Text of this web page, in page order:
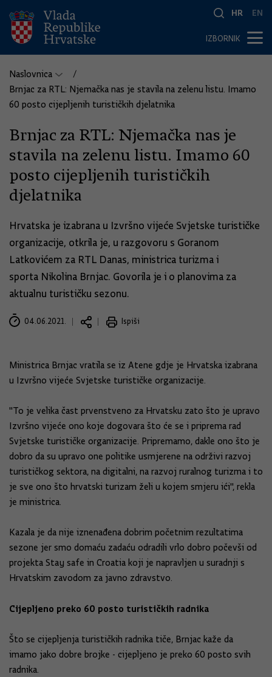
HR EN
IZBORNIK
Naslovnica
Brnjac za RTL: Njemačka nas je stavila na zelenu listu. Imamo
60 posto cijepljenih turističkih djelatnika
Brnjac za RTL: Njemačka nas je
stavila na zelenu listu. Imamo 60
posto cijepljenih turističkih
djelatnika
Hrvatska je izabrana u Izvršno vijeće Svjetske turističke
organizacije, otkrila je, u razgovoru s Goranom
Latkovićem za RTL Danas, ministrica turizma i
sporta Nikolina Brnjac. Govorila je i o planovima za
aktualnu turističku sezonu.
04.06.2021. Ispiši
Ministrica Brnjac vratila se iz Atene gdje je Hrvatska izabrana
u Izvršno vijeće Svjetske turističke organizacije.
"To je velika čast prvenstveno za Hrvatsku zato što je upravo
Izvršno vijeće ono koje dogovara što će se i priprema rad
Svjetske turističke organizacije. Pripremamo, dakle ono što je
dobro da su upravo one politike usmjerene na održivi razvoj
turističkog sektora, na digitalni, na razvoj ruralnog turizma i to
je sve ono što hrvatski turizam želi u kojem smjeru ići", rekla
je ministrica.
Kazala je da nije iznenađena dobrim početnim rezultatima
sezone jer smo domaću zadaću odradili vrlo dobro počevši od
projekta Stay safe in Croatia koji je napravljen u suradnji s
Hrvatskim zavodom za javno zdravstvo.
Cijepljeno preko 60 posto turističkih radnika
Što se cijepljenja turističkih radnika tiče, Brnjac kaže da
imamo jako dobre brojke - cijepljeno je preko 60 posto svih
radnika.